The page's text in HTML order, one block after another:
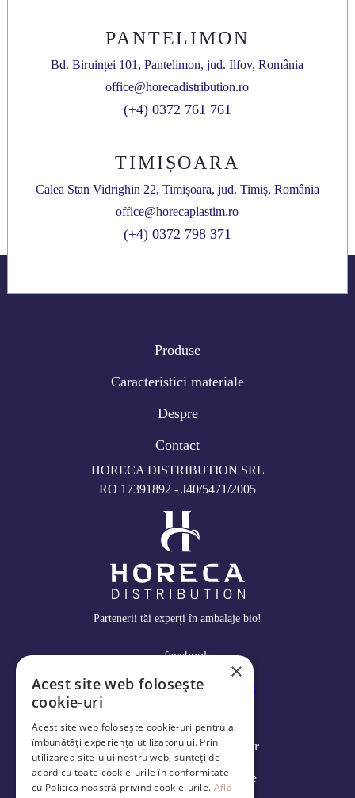
PANTELIMON
Bd. Biruinței 101, Pantelimon, jud. Ilfov, România
office@horecadistribution.ro
(+4) 0372 761 761
TIMIȘOARA
Calea Stan Vidrighin 22, Timișoara, jud. Timiș, România
office@horecaplastim.ro
(+4) 0372 798 371
Produse
Caracteristici materiale
Despre
Contact
HORECA DISTRIBUTION SRL
RO 17391892 - J40/5471/2005
Partenerii tăi experți în ambalaje bio!
facebook
Modalități de livrare și retur
Politica de confidenţialitate
×
Acest site web folosește
cookie-uri
Acest site web folosește cookie-uri pentru a
îmbunătăți experiența utilizatorului. Prin
utilizarea site-ului nostru web, sunteți de
acord cu toate cookie-urile în conformitate
cu Politica noastră privind cookie-urile. Află